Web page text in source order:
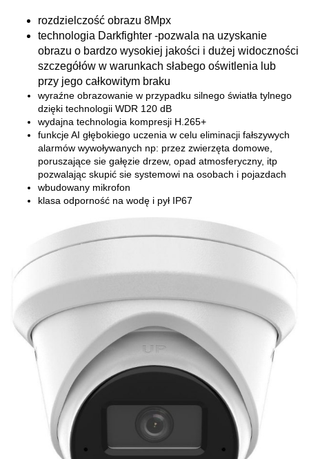
rozdzielczość obrazu 8Mpx
technologia Darkfighter -pozwala na uzyskanie
obrazu o bardzo wysokiej jakości i dużej widoczności
szczegółów w warunkach słabego oświtlenia lub
przy jego całkowitym braku
wyraźne obrazowanie w przypadku silnego światła tylnego
dzięki technologii WDR 120 dB
wydajna technologia kompresji H.265+
funkcje AI głębokiego uczenia w celu eliminacji fałszywych
alarmów wywoływanych np: przez zwierzęta domowe,
poruszające sie gałęzie drzew, opad atmosferyczny, itp
pozwalając skupić sie systemowi na osobach i pojazdach
wbudowany mikrofon
klasa odporność na wodę i pył IP67